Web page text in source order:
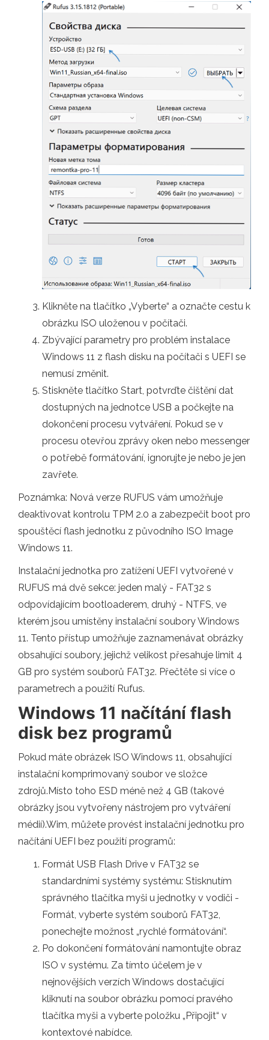
Klikněte na tlačítko „Vyberte“ a označte cestu k
obrázku ISO uloženou v počítači.
Zbývající parametry pro problém instalace
Windows 11 z flash disku na počítači s UEFI se
nemusí změnit.
Stiskněte tlačítko Start, potvrďte čištění dat
dostupných na jednotce USB a počkejte na
dokončení procesu vytváření. Pokud se v
procesu otevřou zprávy oken nebo messenger
o potřebě formátování, ignorujte je nebo je jen
zavřete.
Poznámka: Nová verze RUFUS vám umožňuje
deaktivovat kontrolu TPM 2.0 a zabezpečit boot pro
spouštěcí flash jednotku z původního ISO Image
Windows 11.
Instalační jednotka pro zatížení UEFI vytvořené v
RUFUS má dvě sekce: jeden malý - FAT32 s
odpovídajícím bootloaderem, druhý - NTFS, ve
kterém jsou umístěny instalační soubory Windows
11. Tento přístup umožňuje zaznamenávat obrázky
obsahující soubory, jejichž velikost přesahuje limit 4
GB pro systém souborů FAT32. Přečtěte si více o
parametrech a použití Rufus.
Windows 11 načítání flash
disk bez programů
Pokud máte obrázek ISO Windows 11, obsahující
instalační komprimovaný soubor ve složce
zdrojů.Místo toho ESD méně než 4 GB (takové
obrázky jsou vytvořeny nástrojem pro vytváření
médií).Wim, můžete provést instalační jednotku pro
načítání UEFI bez použití programů:
Formát USB Flash Drive v FAT32 se
standardními systémy systému: Stisknutím
správného tlačítka myši u jednotky v vodiči -
Formát, vyberte systém souborů FAT32,
ponechejte možnost „rychlé formátování“.
Po dokončení formátování namontujte obraz
ISO v systému. Za tímto účelem je v
nejnovějších verzích Windows dostačující
kliknutí na soubor obrázku pomocí pravého
tlačítka myši a vyberte položku „Připojit“ v
kontextové nabídce.